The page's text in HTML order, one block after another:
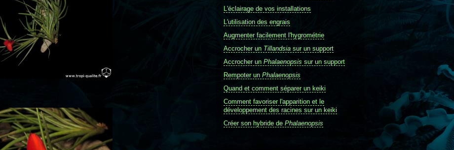
L'éclairage de vos installations
L'utilisation des engrais
Augmenter facilement l'hygrométrie
Accrocher un Tillandsia sur un support
Accrocher un Phalaenopsis sur un support
Rempoter un Phalaenopsis
Quand et comment séparer un keiki
Comment favoriser l'apparition et le
développement des racines sur un keiki
Créer son hybride de Phalaenopsis